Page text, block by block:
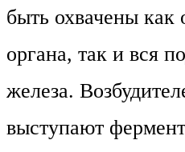
быть охвачены как
органа, так и вся
железа.
выступают